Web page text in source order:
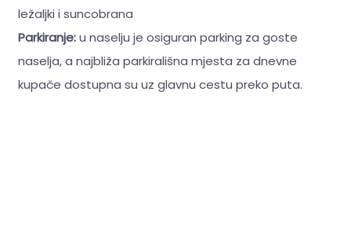
ležaljki i suncobrana
Parkiranje:u naselju je osiguran parking za goste
naselja, a najbliža parkirališna mjesta za dnevne
kupače dostupna su uz glavnu cestu preko puta.